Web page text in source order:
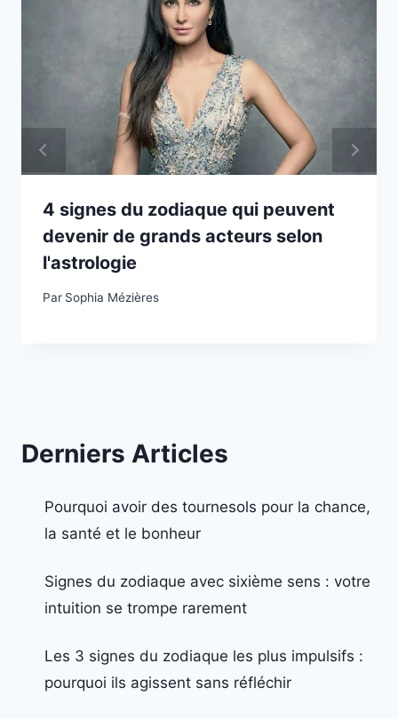
4 signes du zodiaque qui peuvent
devenir de grands acteurs selon
l'astrologie
Par Sophia Mézières
Derniers Articles
Pourquoi avoir des tournesols pour la chance,
la santé et le bonheur
Signes du zodiaque avec sixième sens : votre
intuition se trompe rarement
Les 3 signes du zodiaque les plus impulsifs :
pourquoi ils agissent sans réfléchir